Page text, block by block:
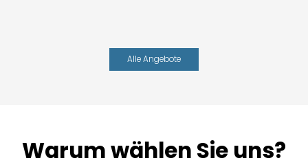
Alle Angebote
Warum wählen Sie uns?